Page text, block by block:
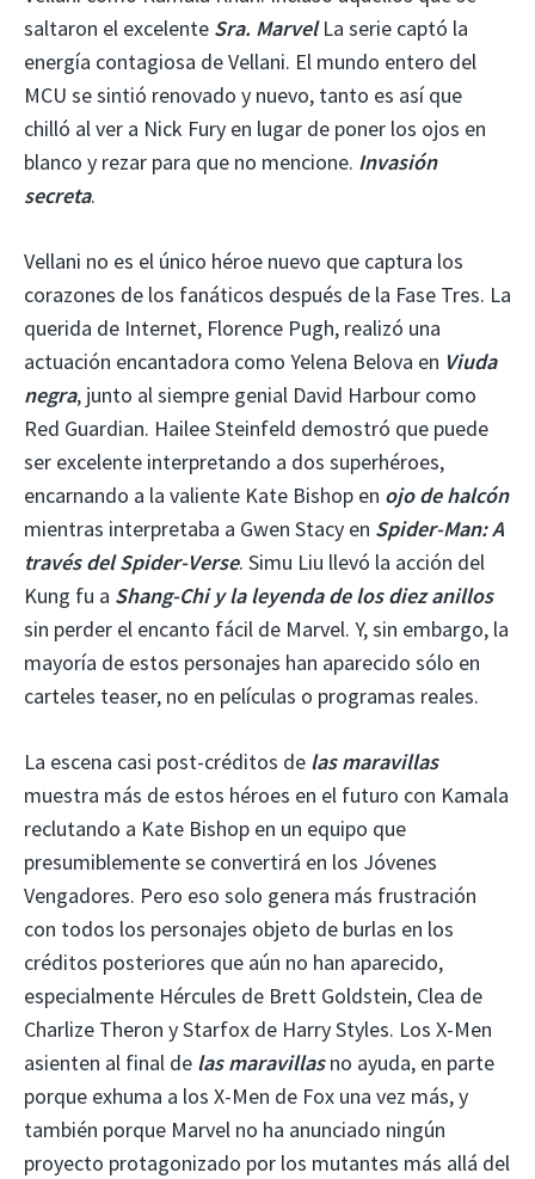
saltaron el excelente Sra. MarvelLa serie captó la
energía contagiosa de Vellani. El mundo entero del
MCU se sintió renovado y nuevo, tanto es así que
chilló al ver a Nick Fury en lugar de poner los ojos en
blanco y rezar para que no mencione. Invasión
secreta.
Vellani no es el único héroe nuevo que captura los
corazones de los fanáticos después de la Fase Tres. La
querida de Internet, Florence Pugh, realizó una
actuación encantadora como Yelena Belova en Viuda
negra, junto al siempre genial David Harbour como
Red Guardian. Hailee Steinfeld demostró que puede
ser excelente interpretando a dos superhéroes,
encarnando a la valiente Kate Bishop en ojo de halcón
mientras interpretaba a Gwen Stacy en Spider-Man: A
través del Spider-Verse. Simu Liu llevó la acción del
Kung fu a Shang-Chi y la leyenda de los diez anillos
sin perder el encanto fácil de Marvel. Y, sin embargo, la
mayoría de estos personajes han aparecido sólo en
carteles teaser, no en películas o programas reales.
La escena casi post-créditos de las maravillas
muestra más de estos héroes en el futuro con Kamala
reclutando a Kate Bishop en un equipo que
presumiblemente se convertirá en los Jóvenes
Vengadores. Pero eso solo genera más frustración
con todos los personajes objeto de burlas en los
créditos posteriores que aún no han aparecido,
especialmente Hércules de Brett Goldstein, Clea de
Charlize Theron y Starfox de Harry Styles. Los X-Men
asienten al final de las maravillasno ayuda, en parte
porque exhuma a los X-Men de Fox una vez más, y
también porque Marvel no ha anunciado ningún
proyecto protagonizado por los mutantes más allá del